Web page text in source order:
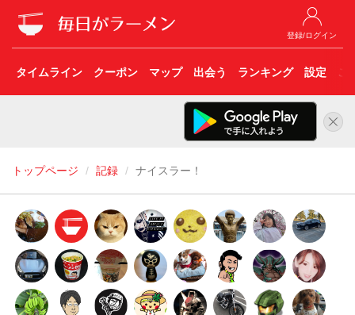
登録/ログイン
タイムライン クーポン マップ 出会う ランキング 設定 こ
トップページ 記録 ナイスラー！